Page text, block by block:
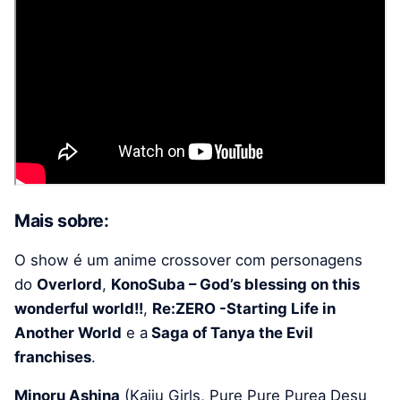
Mais sobre:
O show é um anime crossover com personagens
do Overlord, KonoSuba – God’s blessing on this
wonderful world!!, Re:ZERO -Starting Life in
Another World e a Saga of Tanya the Evil
franchises.
Minoru Ashina (Kaiju Girls, Pure Pure Purea Desu